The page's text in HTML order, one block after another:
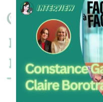
Martin
Darondeau
Dévoilent
Les
Coulisses
De
La
Série